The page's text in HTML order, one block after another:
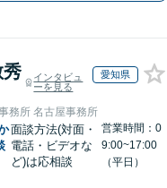
インタビュ
ーを見る
愛知県
務所 名古屋事務所
面談方法(対面・
電話・ビデオな
ど)は応相談
営業時間：0
9:00~17:00
（平日）